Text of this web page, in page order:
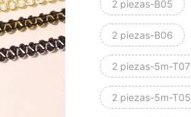
2 piezas-B05
2 piezas-B06
2 piezas-5m-T07
2 piezas-5m-T05